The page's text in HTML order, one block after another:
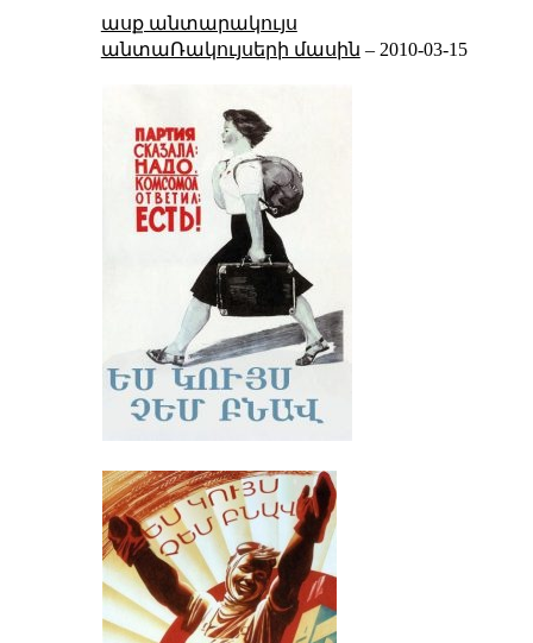
ասք անտարակույս
անտաՌակույսերի մասին – 2010-03-15